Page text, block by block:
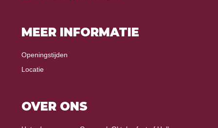
MEER INFORMATIE
Openingstijden
Locatie
OVER ONS